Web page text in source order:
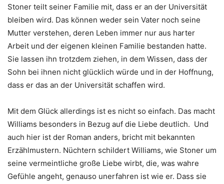
Stoner teilt seiner Familie mit, dass er an der Universität
bleiben wird. Das können weder sein Vater noch seine
Mutter verstehen, deren Leben immer nur aus harter
Arbeit und der eigenen kleinen Familie bestanden hatte.
Sie lassen ihn trotzdem ziehen, in dem Wissen, dass der
Sohn bei ihnen nicht glücklich würde und in der Hoffnung,
dass er das an der Universität schaffen wird.
Mit dem Glück allerdings ist es nicht so einfach. Das macht
Williams besonders in Bezug auf die Liebe deutlich. Und
auch hier ist der Roman anders, bricht mit bekannten
Erzählmustern. Nüchtern schildert Williams, wie Stoner um
seine vermeintliche große Liebe wirbt, die, was wahre
Gefühle angeht, genauso unerfahren ist wie er. Dass sie